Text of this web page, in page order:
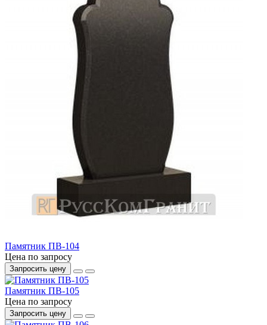
Памятник ПВ-104
Цена по запросу
Запросить цену
Памятник ПВ-105
Цена по запросу
Запросить цену